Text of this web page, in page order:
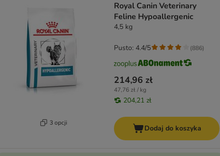
3 opcji
Royal Canin Veterinary
Feline Hypoallergenic
4,5 kg
214,96 zł
47,76 zł / kg
204,21 zł
Pusto: 4.4/5 (886)
Dodaj do koszyka